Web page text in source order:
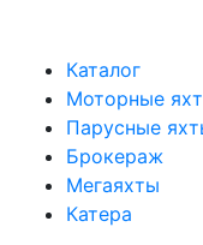
Каталог
Моторные
Парусные
Брокераж
Мегаяхты
Катера